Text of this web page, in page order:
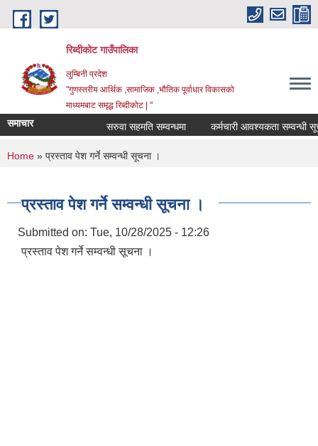
Skip to main content
रिब्दीकोट गाउँपालिका
लुम्बिनी प्रदेश
"गुणस्तरीय आर्थिक ,सामाजिक ,भौतिक पूर्वाधार विकासको
माध्यमबाट समृद्ध रिब्दीकोट | "
समाचार सरुवा सहमति सम्वन्धमा कर्मचारी आवश्यकता सम्वन्धी सूचना
You are here
Home » प्रस्ताव पेश गर्ने सम्वन्धी सूचना ।
प्रस्ताव पेश गर्ने सम्वन्धी सूचना ।
Submitted on: Tue, 10/28/2025 - 12:26
प्रस्ताव पेश गर्ने सम्वन्धी सूचना ।